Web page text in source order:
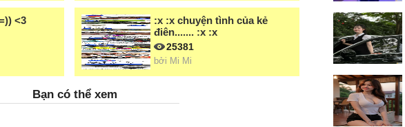
<3
:x :x chuyện tình của kẻ
điên....... :x :x
25381
bởi Mi Mi
Bạn có thể xem